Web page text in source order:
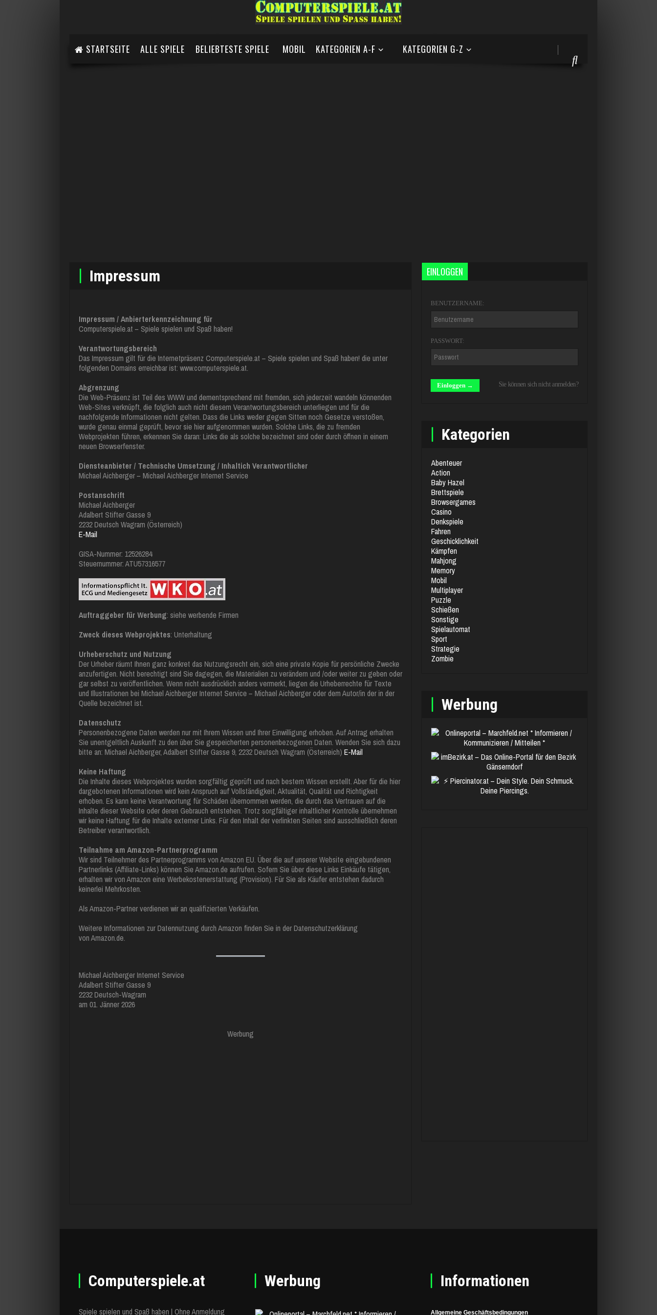
STARTSEITE ALLE SPIELE BELIEBTESTE SPIELE MOBIL KATEGORIEN A-F KATEGORIEN G-Z
Impressum
Impressum / Anbierterkennzeichnung für
Computerspiele.at – Spiele spielen und Spaß haben!
Verantwortungsbereich
Das Impressum gilt für die Internetpräsenz Computerspiele.at – Spiele spielen und Spaß haben! die unter
folgenden Domains erreichbar ist: www.computerspiele.at.
Abgrenzung
Die Web-Präsenz ist Teil des WWW und dementsprechend mit fremden, sich jederzeit wandeln könnenden
Web-Sites verknüpft, die folglich auch nicht diesem Verantwortungsbereich unterliegen und für die
nachfolgende Informationen nicht gelten. Dass die Links weder gegen Sitten noch Gesetze verstoßen,
wurde genau einmal geprüft, bevor sie hier aufgenommen wurden. Solche Links, die zu fremden
Webprojekten führen, erkennen Sie daran: Links die als solche bezeichnet sind oder durch öffnen in einem
neuen Browserfenster.
Diensteanbieter / Technische Umsetzung / Inhaltich Verantwortlicher
Michael Aichberger – Michael Aichberger Internet Service
Postanschrift
Michael Aichberger
Adalbert Stifter Gasse 9
2232 Deutsch Wagram (Österreich)
E-Mail
GISA-Nummer: 12526284
Steuernummer: ATU57316577
Auftraggeber für Werbung: siehe werbende Firmen
Zweck dieses Webprojektes: Unterhaltung
Urheberschutz und Nutzung
Der Urheber räumt Ihnen ganz konkret das Nutzungsrecht ein, sich eine private Kopie für persönliche Zwecke
anzufertigen. Nicht berechtigt sind Sie dagegen, die Materialien zu verändern und /oder weiter zu geben oder
gar selbst zu veröffentlichen. Wenn nicht ausdrücklich anders vermerkt, liegen die Urheberrechte für Texte
und Illustrationen bei Michael Aichberger Internet Service – Michael Aichberger oder dem Autor/in der in der
Quelle bezeichnet ist.
Datenschutz
Personenbezogene Daten werden nur mit Ihrem Wissen und Ihrer Einwilligung erhoben. Auf Antrag erhalten
Sie unentgeltlich Auskunft zu den über Sie gespeicherten personenbezogenen Daten. Wenden Sie sich dazu
bitte an: Michael Aichberger, Adalbert Stifter Gasse 9, 2232 Deutsch Wagram (Österreich) E-Mail
Keine Haftung
Die Inhalte dieses Webprojektes wurden sorgfältig geprüft und nach bestem Wissen erstellt. Aber für die hier
dargebotenen Informationen wird kein Anspruch auf Vollständigkeit, Aktualität, Qualität und Richtigkeit
erhoben. Es kann keine Verantwortung für Schäden übernommen werden, die durch das Vertrauen auf die
Inhalte dieser Website oder deren Gebrauch entstehen. Trotz sorgfältiger inhaltlicher Kontrolle übernehmen
wir keine Haftung für die Inhalte externer Links. Für den Inhalt der verlinkten Seiten sind ausschließlich deren
Betreiber verantwortlich.
Teilnahme am Amazon-Partnerprogramm
Wir sind Teilnehmer des Partnerprogramms von Amazon EU. Über die auf unserer Website eingebundenen
Partnerlinks (Affiliate-Links) können Sie Amazon.de aufrufen. Sofern Sie über diese Links Einkäufe tätigen,
erhalten wir von Amazon eine Werbekostenerstattung (Provision). Für Sie als Käufer entstehen dadurch
keinerlei Mehrkosten.
Als Amazon-Partner verdienen wir an qualifizierten Verkäufen.
Weitere Informationen zur Datennutzung durch Amazon finden Sie in der Datenschutzerklärung
von Amazon.de.
Michael Aichberger Internet Service
Adalbert Stifter Gasse 9
2232 Deutsch-Wagram
am 01. Jänner 2026
Werbung
EINLOGGEN
BENUTZERNAME:
PASSWORT:
Sie können sich nicht anmelden?
Kategorien
Abenteuer
Action
Baby Hazel
Brettspiele
Browsergames
Casino
Denkspiele
Fahren
Geschicklichkeit
Kämpfen
Mahjong
Memory
Mobil
Multiplayer
Puzzle
Schießen
Sonstige
Spielautomat
Sport
Strategie
Zombie
Werbung
Computerspiele.at
Spiele spielen und Spaß haben | Ohne Anmeldung
Werbung Informationen
Allgemeine Geschäftsbedingungen